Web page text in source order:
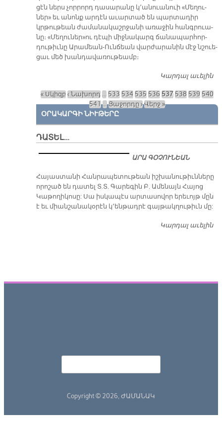
ցէն ներս չոր­րորդ դա­սա­րա­նը կ՚ա­նուա­նուի «Մե­ղու­
ներ» եւ ա­նոնք ար­դէն ա­ւար­տած են պար­տա­դիր
կրթու­թեան ժա­մա­նա­կաշր­ջա­նի ա­ռա­ջին հանգ­րուա­
նը։ «Մե­ղու­ներ»ու դէ­պի միջ­նա­կարգ ճա­նա­պար­հոր­
դու­թիւ­նը Ա­րա­մեան-Ուն­ճեան վար­ժա­րա­նին մէջ նշուե­
ցաւ մեծ խան­դա­վա­ռու­թեամբ։
Կարդալ աւելին
Էջեր
« Սկիզբ‹ Նախորդ … 533 534 535 536 537 538 539 540
541 …Յաջորդը ›Վերջ »
ՕՐԱԿԱՐԳԻ ՆԻՒԹԵՐԸ
ԴԱՏԵԼ…
ԱՐԱ ԳՕՉՈՒՆԵԱՆ
​Հայաստանի Հանրապետութեան իշխանութիւնները
որոշած են դատել Տ.Տ. Գարեգին Բ. Ամենայն Հայոց
Կաթողիկոսը: Սա իսկապէս արտասովոր երեւոյթ մըն
է եւ միանշանակօրէն կ՚ենթադրէ գայթակղութիւն մը:
Կարդալ աւելին
Copyright © 2026, ԺԱՄԱՆԱԿ